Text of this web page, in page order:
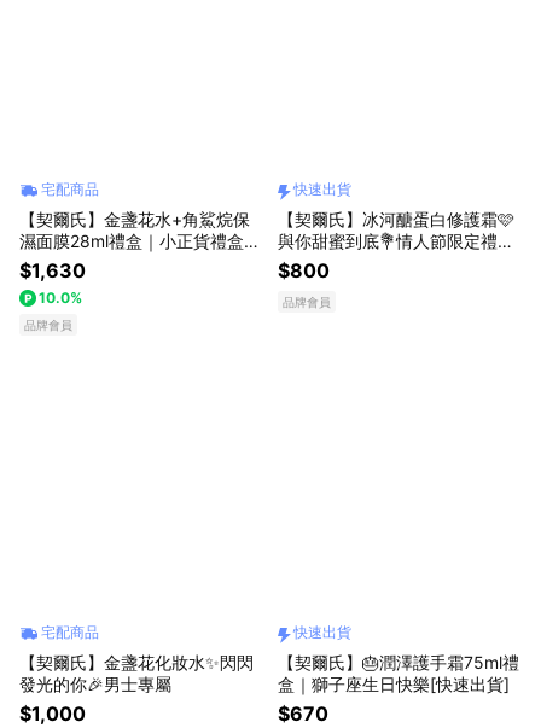
宅配商品
【契爾氏】金盞花水+角鯊烷保
濕面膜28ml禮盒｜小正貨禮盒✨
LINE禮物獨家
$1,630
10.0%
品牌會員
快速出貨
【契爾氏】冰河醣蛋白修護霜🩷
與你甜蜜到底💐情人節限定禮盒
[快速出貨]
$800
品牌會員
宅配商品
【契爾氏】金盞花化妝水✨閃閃
發光的你🎉男士專屬
$1,000
快速出貨
【契爾氏】🎂潤澤護手霜75ml禮
盒｜獅子座生日快樂[快速出貨]
$670